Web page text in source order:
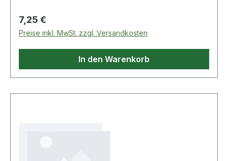
Regulärer Preis:
7,25 €
Preise inkl. MwSt. zzgl. Versandkosten
In den Warenkorb